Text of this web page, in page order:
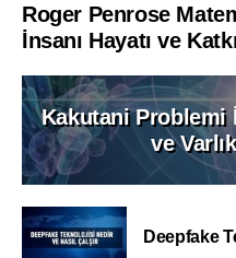
Roger Penrose
İnsanı Hayatı ve
Kakutani Problemi
ve
Deepfake